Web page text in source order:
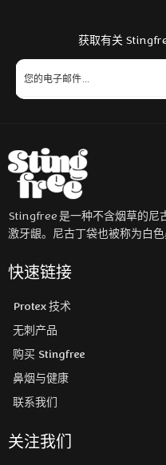
获取有关
Stingfree 是一种不含烟草的尼
激牙龈。尼古丁袋也被称为白
快速链接
Protex 技术
无刺产品
购买 Stingfree
鼻烟与健康
联系我们
关注我们